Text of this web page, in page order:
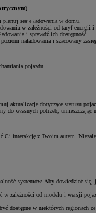
sesje ładowania w domu.
w zależności od taryf energii
i sprawdź ich dostępność.
naładowania i szacowany
pojazdu.
aktualizacje dotyczące statusu
do własnych potrzeb,
Ci interakcję z Twoim autem.
systemów. Aby dowiedzieć
zależności od modelu i wersji
dostępne w niektórych regionach